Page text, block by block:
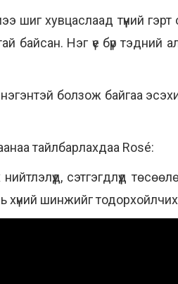
хувцаслаад түүний
байсан. Нэг үе бүр тэдний
болзож байгаа
тайлбарлахдаа Rosé:
сэтгэгдлүүд
хүний шинжийг